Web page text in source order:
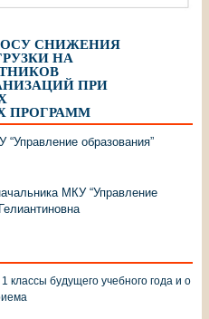
СНИЖЕНИЯ
НА
ПРИ
ПРОГРАММ
образования”
МКУ “Управление
будущего учебного года и о